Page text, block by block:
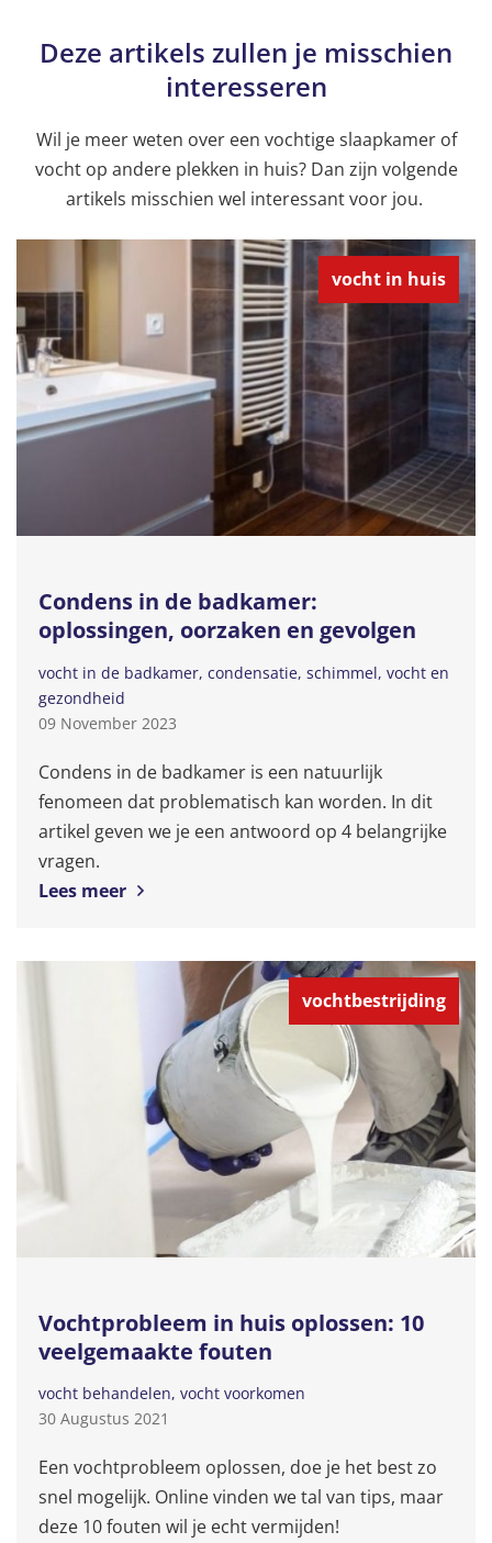
Deze artikels zullen je misschien
interesseren
Wil je meer weten over een vochtige slaapkamer of
vocht op andere plekken in huis? Dan zijn volgende
artikels misschien wel interessant voor jou.
vocht in huis
Condens in de badkamer:
oplossingen, oorzaken en gevolgen
vocht in de badkamer condensatie schimmel vocht en
gezondheid
09 November 2023
Condens in de badkamer is een natuurlijk
fenomeen dat problematisch kan worden. In dit
artikel geven we je een antwoord op 4 belangrijke
vragen.
Lees meer
vochtbestrijding
Vochtprobleem in huis oplossen: 10
veelgemaakte fouten
vocht behandelen vocht voorkomen
30 Augustus 2021
Een vochtprobleem oplossen, doe je het best zo
snel mogelijk. Online vinden we tal van tips, maar
deze 10 fouten wil je echt vermijden!